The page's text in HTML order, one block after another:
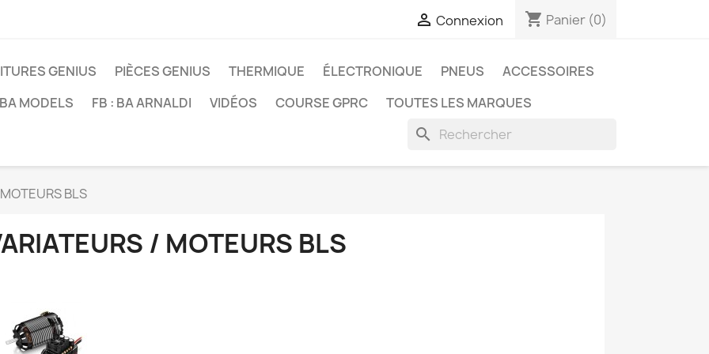
 Connexion shopping_cart Panier (0)
GENIUS PIÈCES GENIUS THERMIQUE ÉLECTRONIQUE PNEUS
ACCESSOIRES
MODELS
FB : BA ARNALDI VIDÉOS COURSE GPRC TOUTES LES MARQUES
search
BLS
/ MOTEURS BLS